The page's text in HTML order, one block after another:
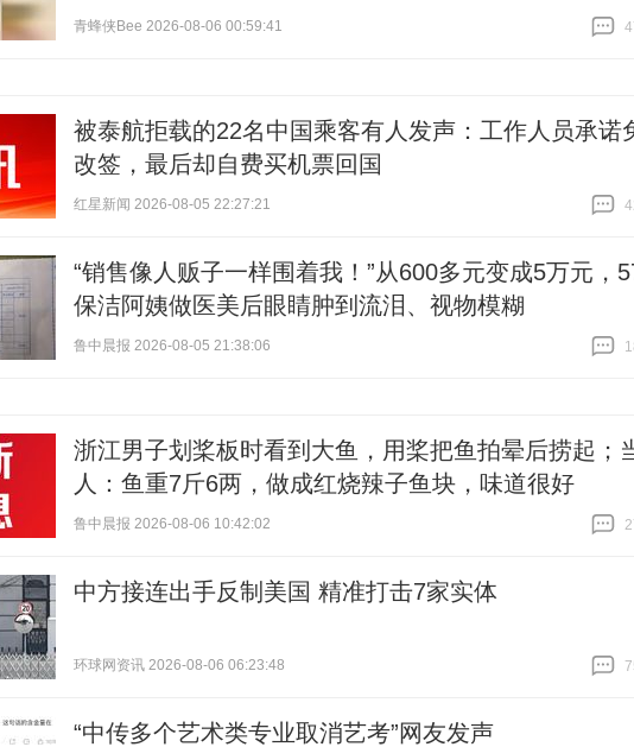
青蜂侠Bee 2026-08-06 00:59:41
被泰航拒载的22名中国乘客有人发声：工作人员承诺
改签，最后却自费买机票回国
红星新闻 2026-08-05 22:27:21
“销售像人贩子一样围着我！”从600多元变成5万元，
保洁阿姨做医美后眼睛肿到流泪、视物模糊
鲁中晨报 2026-08-05 21:38:06
浙江男子划桨板时看到大鱼，用桨把鱼拍晕后捞起；
人：鱼重7斤6两，做成红烧辣子鱼块，味道很好
鲁中晨报 2026-08-06 10:42:02
中方接连出手反制美国 精准打击7家实体
环球网资讯 2026-08-06 06:23:48
“中传多个艺术类专业取消艺考”网友发声